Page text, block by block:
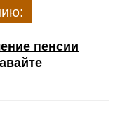
пенсии